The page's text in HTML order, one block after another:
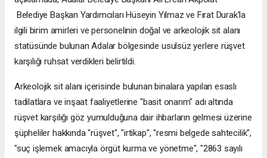
Belediye Başkan Yardımcıları Hüseyin Yılmaz ve Fırat Durak'la
ilgili birim amirleri ve personelinin doğal ve arkeolojik sit alanı
statüsünde bulunan Adalar bölgesinde usulsüz yerlere rüşvet
karşılığı ruhsat verdikleri belirtildi.
Arkeolojik sit alanı içerisinde bulunan binalara yapılan esaslı
tadilatlara ve inşaat faaliyetlerine "basit onarım" adı altında
rüşvet karşılığı göz yumulduğuna dair ihbarların gelmesi üzerine
şüpheliler hakkında "rüşvet", "irtikap", "resmi belgede sahtecilik",
"suç işlemek amacıyla örgüt kurma ve yönetme", "2863 sayılı